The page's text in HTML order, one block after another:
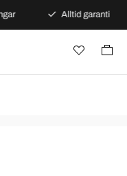
Alltid garanti